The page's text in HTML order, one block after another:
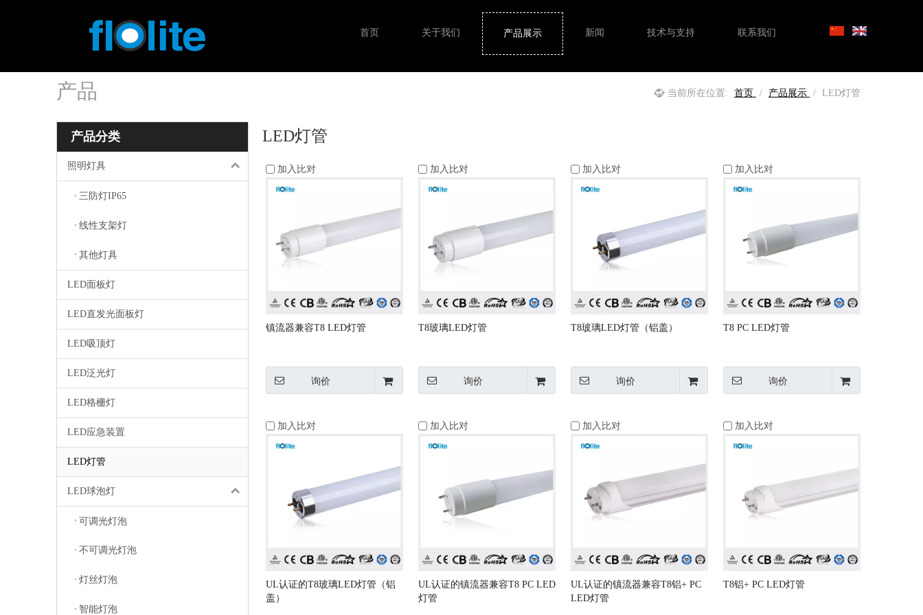
首页 关于我们 产品展示 新闻 技术与支持 联系我们
产品 当前所在位置: 首页 / 产品展示 / LED灯管
产品分类
照明灯具
三防灯IP65
线性支架灯
其他灯具
LED面板灯
LED直发光面板灯
LED吸顶灯
LED泛光灯
LED格栅灯
LED应急装置
LED灯管
LED球泡灯
可调光灯泡
不可调光灯泡
灯丝灯泡
智能灯泡
LED灯管
加入比对
镇流器兼容T8 LED灯管
询价
加入比对
T8玻璃LED灯管
询价
加入比对
T8玻璃LED灯管（铝盖）
询价
加入比对
T8 PC LED灯管
询价
加入比对
UL认证的T8玻璃LED灯管（铝
盖）
加入比对
UL认证的镇流器兼容T8 PC LED
灯管
加入比对
UL认证的镇流器兼容T8铝+ PC
LED灯管
加入比对
T8铝+ PC LED灯管